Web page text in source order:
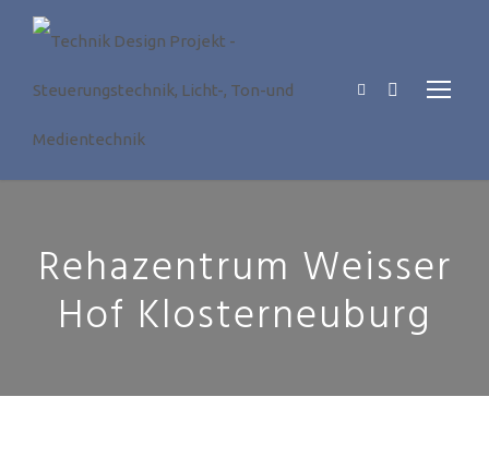
Rehazentrum Weisser
Hof Klosterneuburg